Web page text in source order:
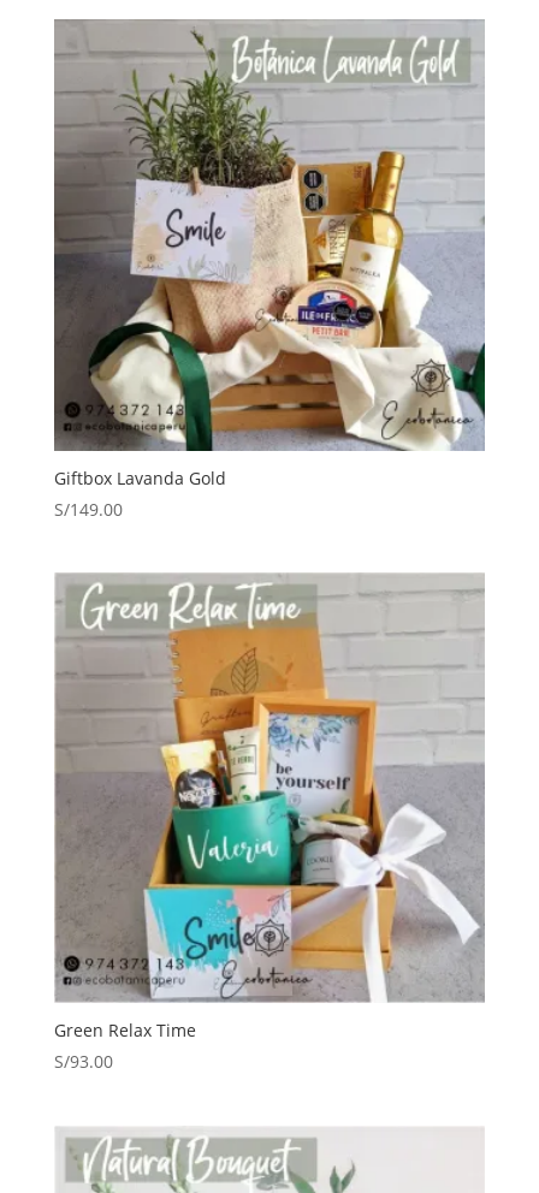
Giftbox Lavanda Gold
S/149.00
Green Relax Time
S/93.00